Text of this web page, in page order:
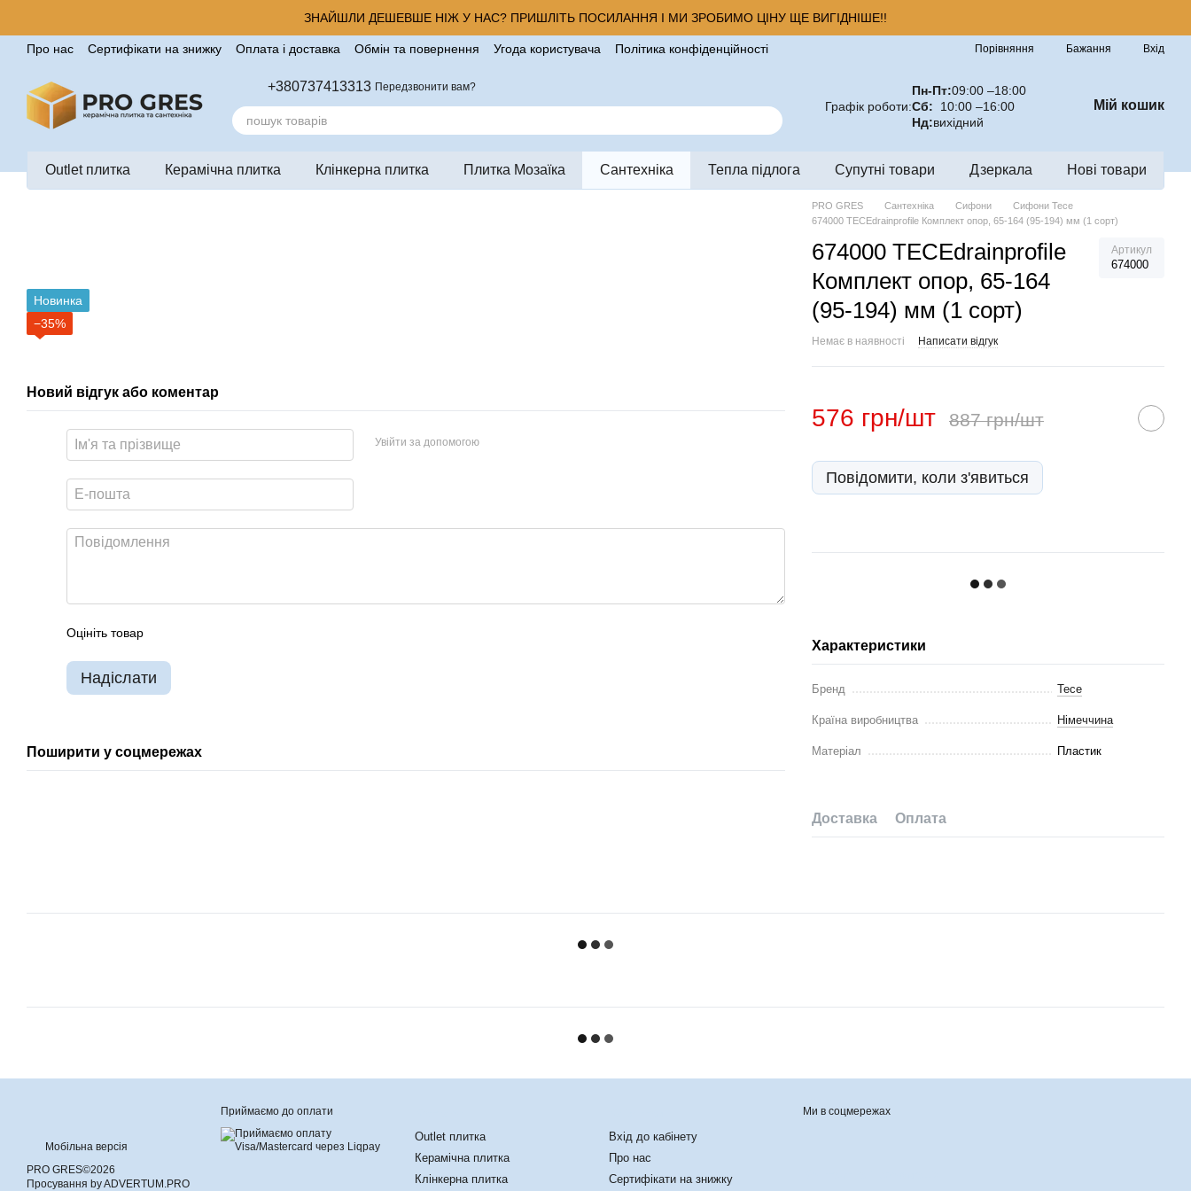
ЗНАЙШЛИ ДЕШЕВШЕ НІЖ У НАС? ПРИШЛІТЬ ПОСИЛАННЯ І МИ ЗРОБИМО ЦІНУ ЩЕ ВИГІДНІШЕ!!
Про нас Сертифікати на знижку Оплата і доставка Обмін та повернення Угода користувача
Політика конфіденційності
Порівняння Бажання Вхід
+380737413313 Передзвонити вам?
Графік роботи:
Пн-Пт:09:00 –18:00
Сб: 10:00 –16:00
Нд:вихідний
Мій кошик
Outlet плитка Керамічна плитка Клінкерна плитка Плитка Мозаїка Сантехніка Тепла підлога Супутні товари Дзеркала Нові товари
PRO GRES Сантехніка Сифони
Сифони Tece
674000 TECEdrainprofile Комплект опор, 65-164 (95-194) мм (1 сорт)
674000 TECEdrainprofile
Комплект опор, 65-164
(95-194) мм (1 сорт)
Артикул
674000
Немає в наявності Написати відгук
576 грн/шт 887 грн/шт
Повідомити, коли з'явиться
Характеристики
Бренд Tece
Країна виробництва Німеччина
Матеріал Пластик
Доставка Оплата
Новинка
−35%
Новий відгук або коментар
Увійти за допомогою
Оцініть товар
Надіслати
Поширити у соцмережах
Мобільна версія
PRO GRES©2026
Просування by ADVERTUM.PRO
Приймаємо до оплати
Outlet плитка
Керамічна плитка
Клінкерна плитка
Вхід до кабінету
Про нас
Сертифікати на знижку
Ми в соцмережах